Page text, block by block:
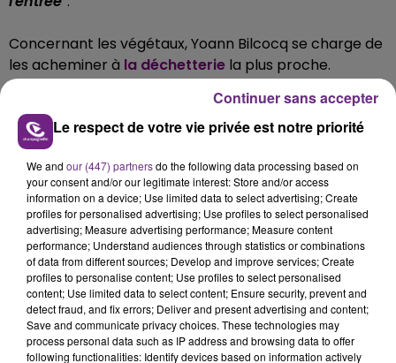
Concernant les végétaux, Yoann Bilcocq se charge de
les acheminer à la déchetterie la plus proche.
Le respect de votre vie privée est notre priorité
We and our (447) partnersdo the following data processing based on
your consent and/or our legitimate interest: Store and/or access
information on a device; Use limited data to select advertising; Create
profiles for personalised advertising; Use profiles to select personalised
advertising; Measure advertising performance; Measure content
performance; Understand audiences through statistics or combinations
of data from different sources; Develop and improve services; Create
profiles to personalise content; Use profiles to select personalised
content; Use limited data to select content; Ensure security, prevent and
detect fraud, and fix errors; Deliver and present advertising and content;
Save and communicate privacy choices. These technologies may
process personal data such as IP address and browsing data to offer
following functionalities: Identify devices based on information actively
Continuer sans accepter